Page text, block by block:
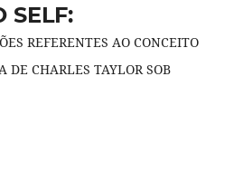
SELF:
REFERENTES AO CONCEITO
CHARLES TAYLOR SOB